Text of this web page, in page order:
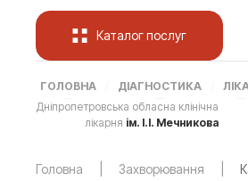
Каталог послуг
ГОЛОВНА ДІАГНОСТИКА
Дніпропетровська обласна клінічна
лікарня ім. І.І. Мечникова
Головна Захворювання